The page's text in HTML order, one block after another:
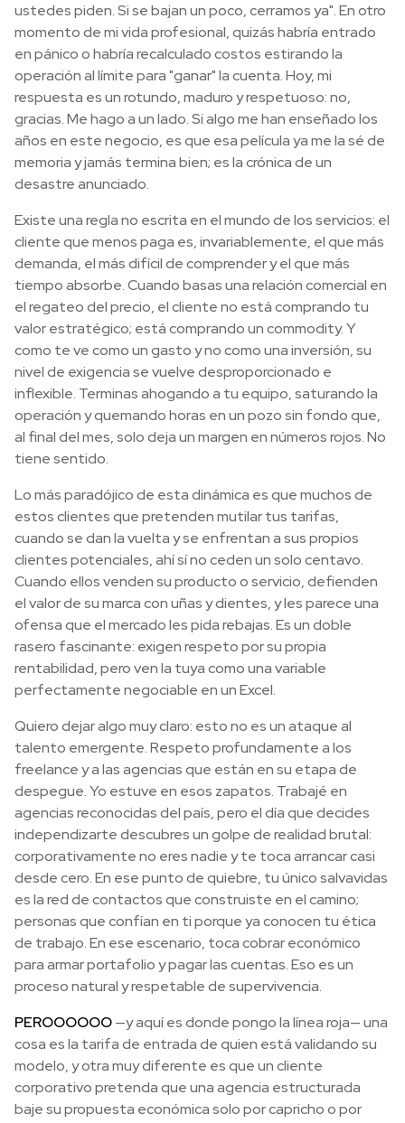
ustedes piden. Si se bajan un poco, cerramos ya". En otro
momento de mi vida profesional, quizás habría entrado
en pánico o habría recalculado costos estirando la
operación al límite para "ganar" la cuenta. Hoy, mi
respuesta es un rotundo, maduro y respetuoso: no,
gracias. Me hago a un lado. Si algo me han enseñado los
años en este negocio, es que esa película ya me la sé de
memoria y jamás termina bien; es la crónica de un
desastre anunciado.
Existe una regla no escrita en el mundo de los servicios: el
cliente que menos paga es, invariablemente, el que más
demanda, el más difícil de comprender y el que más
tiempo absorbe. Cuando basas una relación comercial en
el regateo del precio, el cliente no está comprando tu
valor estratégico; está comprando un commodity. Y
como te ve como un gasto y no como una inversión, su
nivel de exigencia se vuelve desproporcionado e
inflexible. Terminas ahogando a tu equipo, saturando la
operación y quemando horas en un pozo sin fondo que,
al final del mes, solo deja un margen en números rojos. No
tiene sentido.
Lo más paradójico de esta dinámica es que muchos de
estos clientes que pretenden mutilar tus tarifas,
cuando se dan la vuelta y se enfrentan a sus propios
clientes potenciales, ahí sí no ceden un solo centavo.
Cuando ellos venden su producto o servicio, defienden
el valor de su marca con uñas y dientes, y les parece una
ofensa que el mercado les pida rebajas. Es un doble
rasero fascinante: exigen respeto por su propia
rentabilidad, pero ven la tuya como una variable
perfectamente negociable en un Excel.
Quiero dejar algo muy claro: esto no es un ataque al
talento emergente. Respeto profundamente a los
freelance y a las agencias que están en su etapa de
despegue. Yo estuve en esos zapatos. Trabajé en
agencias reconocidas del país, pero el día que decides
independizarte descubres un golpe de realidad brutal:
corporativamente no eres nadie y te toca arrancar casi
desde cero. En ese punto de quiebre, tu único salvavidas
es la red de contactos que construiste en el camino;
personas que confían en ti porque ya conocen tu ética
de trabajo. En ese escenario, toca cobrar económico
para armar portafolio y pagar las cuentas. Eso es un
proceso natural y respetable de supervivencia.
PEROOOOOO—y aquí es donde pongo la línea roja— una
cosa es la tarifa de entrada de quien está validando su
modelo, y otra muy diferente es que un cliente
corporativo pretenda que una agencia estructurada
baje su propuesta económica solo por capricho o por